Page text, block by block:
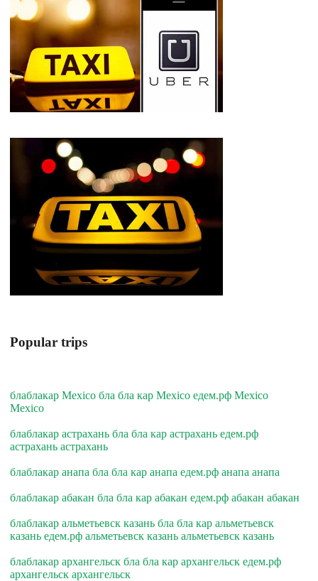
Popular trips
блаблакар Mexico бла бла кар Mexico едем.рф Mexico
Mexico
блаблакар астрахань бла бла кар астрахань едем.рф
астрахань астрахань
блаблакар анапа бла бла кар анапа едем.рф анапа анапа
блаблакар абакан бла бла кар абакан едем.рф абакан абакан
блаблакар альметьевск казань бла бла кар альметьевск
казань едем.рф альметьевск казань альметьевск казань
блаблакар архангельск бла бла кар архангельск едем.рф
архангельск архангельск